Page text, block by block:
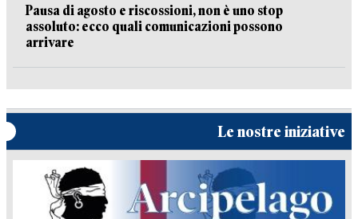
Pausa di agosto e riscossioni, non è uno stop
assoluto: ecco quali comunicazioni possono
arrivare
Le nostre iniziative